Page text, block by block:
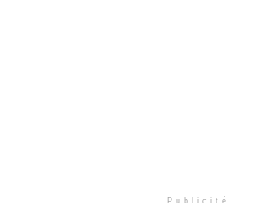
Publicité